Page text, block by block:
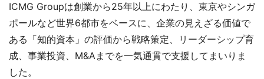
ICMG Groupは創業から25年以上にわたり、東京やシンガ
ポールなど世界6都市をベースに、企業の見えざる価値で
ある「知的資本」の評価から戦略策定、リーダーシップ育
成、事業投資、M&Aまでを一気通貫で支援してまいりま
した。